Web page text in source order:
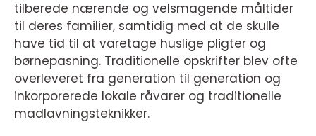
tilberede nærende og velsmagende måltider
til deres familier, samtidig med at de skulle
have tid til at varetage huslige pligter og
børnepasning. Traditionelle opskrifter blev ofte
overleveret fra generation til generation og
inkorporerede lokale råvarer og traditionelle
madlavningsteknikker.